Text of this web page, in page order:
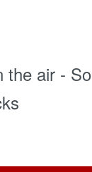
the air - So